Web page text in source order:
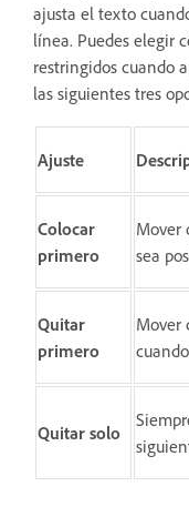
ajusta el texto
línea. Puedes elegir
restringidos cuando
las siguientes tres
Ajuste
Colocar
primero
Mover
sea
Quitar
primero
Mover
Quitar solo